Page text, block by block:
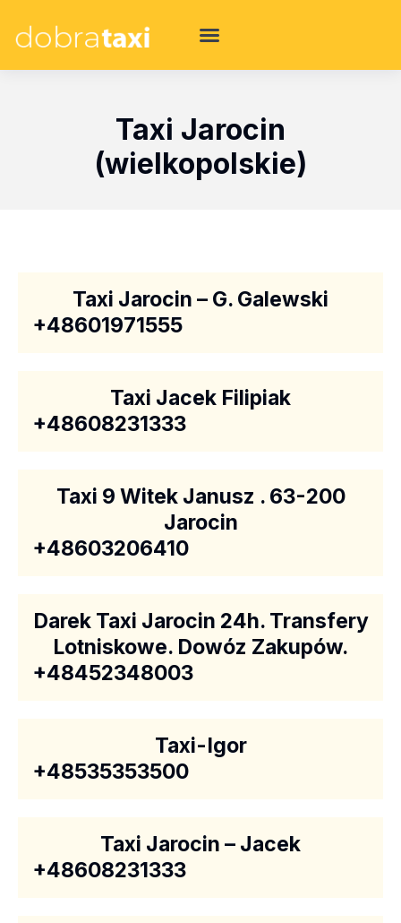
Taxi Jarocin
(wielkopolskie)
Taxi Jarocin – G. Galewski
+48601971555
Taxi Jacek Filipiak
+48608231333
Taxi 9 Witek Janusz . 63-200
Jarocin
+48603206410
Darek Taxi Jarocin 24h. Transfery
Lotniskowe. Dowóz Zakupów.
+48452348003
Taxi-Igor
+48535353500
Taxi Jarocin – Jacek
+48608231333